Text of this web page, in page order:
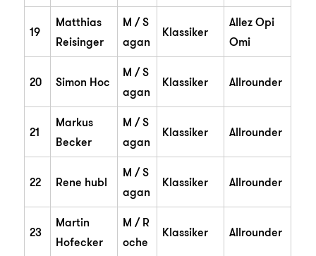
19
Matthias
Reisinger
M / S
agan
Klassiker
Allez Opi
Omi
20 Simon Hoc
M / S
agan
Klassiker Allrounder
21
Markus
Becker
M / S
agan
Klassiker Allrounder
22 Rene hubl
M / S
agan
Klassiker Allrounder
23
Martin
Hofecker
M / R
oche
Klassiker Allrounder